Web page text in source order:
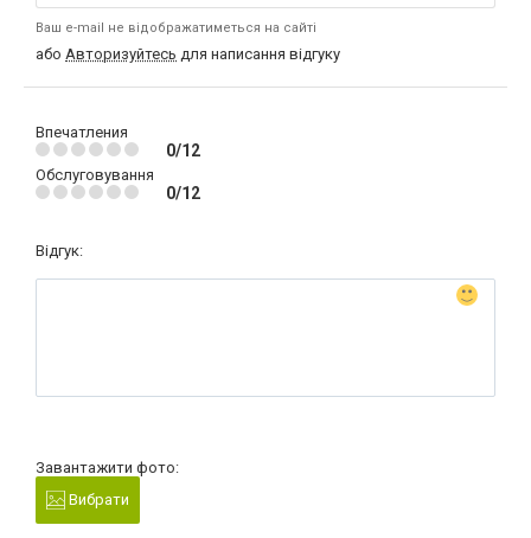
Ваш e-mail не відображатиметься на сайті
або Авторизуйтесь для написання відгуку
Впечатления
0/12
Обслуговування
0/12
Відгук:
Завантажити фото:
Вибрати